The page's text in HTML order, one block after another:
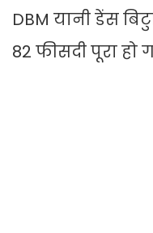
DBM यानी डेंस
82 फीसदी पूरा हो